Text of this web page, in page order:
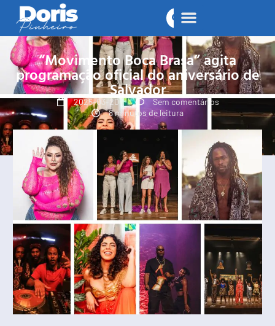
“Movimento Boca Brasa” agita
programação oficial do aniversário de
Salvador
2025-03-20
Sem comentários
8 minutos de leitura